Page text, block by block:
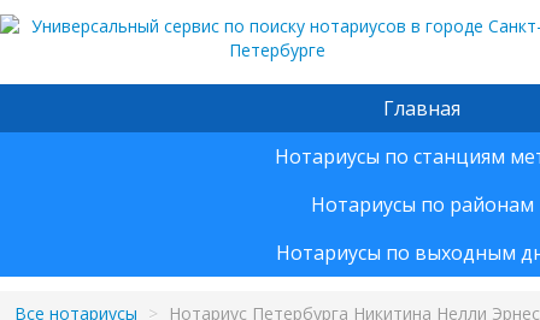
Главная
Нотариусы по станциям
Нотариусы по районам
Нотариусы по выходным
Все нотариусы > Нотариус Петербурга Никитина Нелли